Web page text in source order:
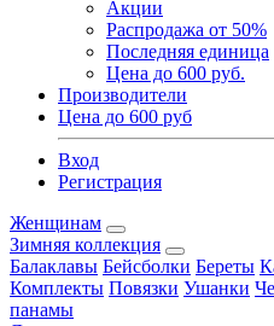
Акции
Распродажа от 50%
Последняя единица
Цена до 600 руб.
Производители
Цена до 600 руб
Вход
Регистрация
Женщинам
Зимняя коллекция
Балаклавы Бейсболки Береты
Комплекты Повязки Ушанки
панамы